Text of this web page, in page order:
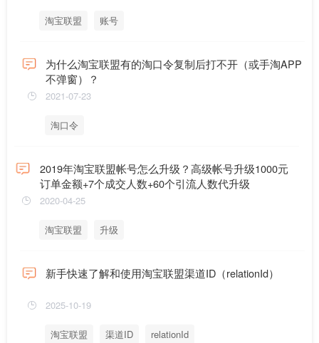
淘宝联盟 账号
为什么淘宝联盟有的淘口令复制后打不开（或手淘APP
不弹窗）？
2021-07-23
淘口令
2019年淘宝联盟帐号怎么升级？高级帐号升级1000元
订单金额+7个成交人数+60个引流人数代升级
2020-04-25
淘宝联盟 升级
新手快速了解和使用淘宝联盟渠道ID（relationId）
2025-10-19
淘宝联盟 渠道ID relationId